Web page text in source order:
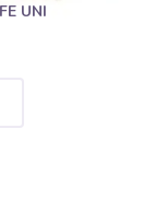
UNI